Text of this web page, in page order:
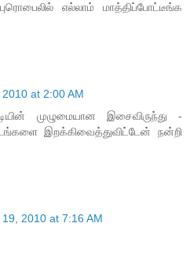
எல்லாம் மாத்திப்போட்டீங்க
at 2:00 AM
முழுமையான இசைவிருந்து -
இறக்கிவைத்துவிட்டேன் நன்றி
2010 at 7:16 AM